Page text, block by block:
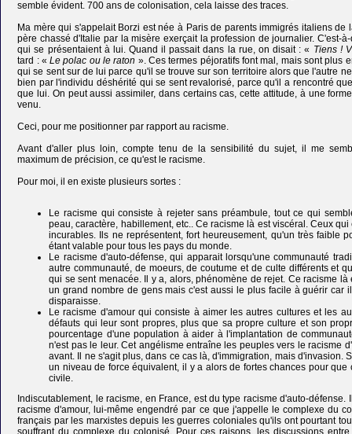
semble évident. 700 ans de colonisation, cela laisse des traces.
Ma mère qui s'appelait Borzi est née à Paris de parents immigrés italiens
père chassé d'Italie par la misère exerçait la profession de journalier. C'est-
qui se présentaient à lui. Quand il passait dans la rue, on disait : « Tiens !
tard : «Le polac ou le raton ». Ces termes péjoratifs font mal, mais sont plus
qui se sent sur de lui parce qu'il se trouve sur son territoire alors que l'autre
bien par l'individu déshérité qui se sent revalorisé, parce qu'il a rencontré
que lui. On peut aussi assimiler, dans certains cas, cette attitude, à une
venu.
Ceci, pour me positionner par rapport au racisme.
Avant d'aller plus loin, compte tenu de la sensibilité du sujet, il me
maximum de précision, ce qu'est le racisme.
Pour moi, il en existe plusieurs sortes :
Le racisme qui consiste à rejeter sans préambule, tout ce qui
peau, caractère, habillement, etc.. Ce racisme là est viscéral. Ceux
incurables. Ils ne représentent, fort heureusement, qu'un très faible
étant valable pour tous les pays du monde.
Le racisme d'auto-défense, qui apparait lorsqu'une communauté
autre communauté, de moeurs, de coutume et de culte différents et
qui se sent menacée. Il y a, alors, phénomène de rejet. Ce racisme
un grand nombre de gens mais c'est aussi le plus facile à guérir car
disparaisse.
Le racisme d'amour qui consiste à aimer les autres cultures et les
défauts qui leur sont propres, plus que sa propre culture et son
pourcentage d'une population à aider à l'implantation de
n'est pas le leur. Cet angélisme entraîne les peuples vers le racisme
avant. Il ne s'agit plus, dans ce cas là, d'immigration, mais d'invasion.
un niveau de force équivalent, il y a alors de fortes chances pour
civile.
Indiscutablement, le racisme, en France, est du type racisme d'auto-
racisme d'amour, lui-même engendré par ce que j'appelle le complexe du
français par les marxistes depuis les guerres coloniales qu'ils ont pourtant
souffrant du complexe du colonisé. Pour ces raisons, les discussions